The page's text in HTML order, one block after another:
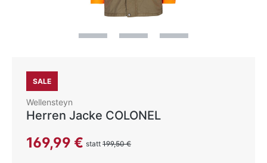
SALE
Wellensteyn
Herren Jacke COLONEL
Verkaufspreis:
169,99 € statt 199,50 €